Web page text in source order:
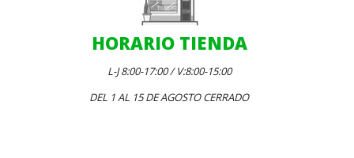
HORARIO TIENDA
L-J 8:00-17:00 / V:8:00-15:00
DEL 1 AL 15 DE AGOSTO CERRADO